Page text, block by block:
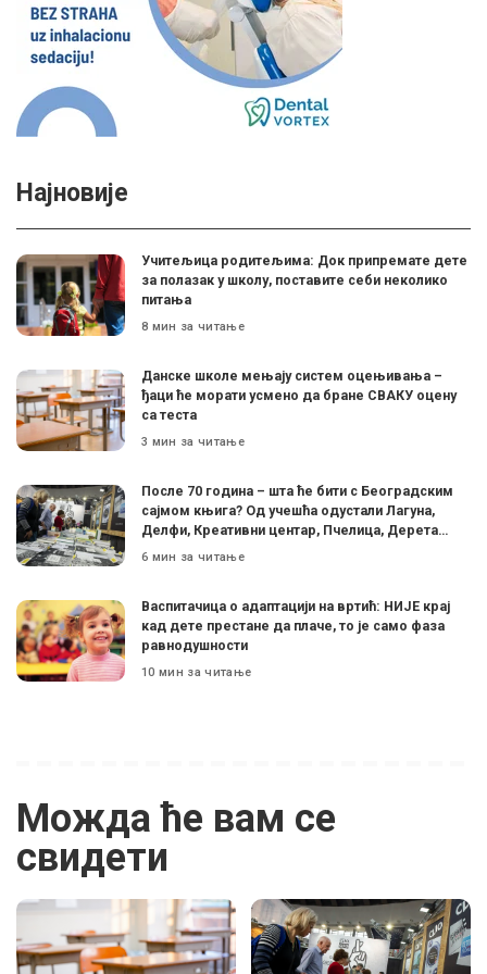
Најновије
Учитељица родитељима: Док припремате дете
за полазак у школу, поставите себи неколико
питања
8 мин за читање
Данске школе мењају систем оцењивања –
ђаци ће морати усмено да бране СВАКУ оцену
са теста
3 мин за читање
После 70 година – шта ће бити с Београдским
сајмом књига? Од учешћа одустали Лагуна,
Делфи, Креативни центар, Пчелица, Дерета…
6 мин за читање
Васпитачица о адаптацији на вртић: НИЈЕ крај
кад дете престане да плаче, то је само фаза
равнодушности
10 мин за читање
Можда ће вам се
свидети